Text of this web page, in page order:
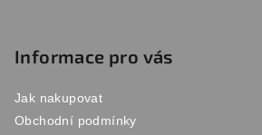
Informace pro vás
Jak nakupovat
Obchodní podmínky